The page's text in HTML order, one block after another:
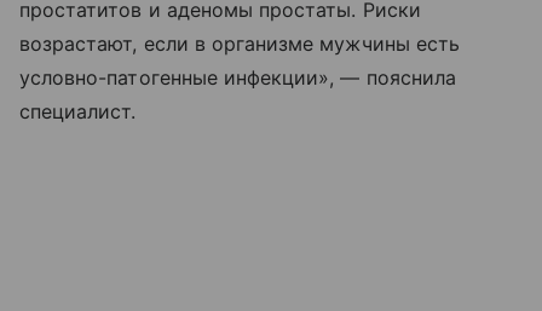
простатитов и аденомы простаты. Риски
возрастают, если в организме мужчины есть
условно-патогенные инфекции», — пояснила
специалист.